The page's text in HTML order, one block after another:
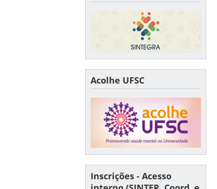
Acolhe UFSC
Inscrições - Acesso